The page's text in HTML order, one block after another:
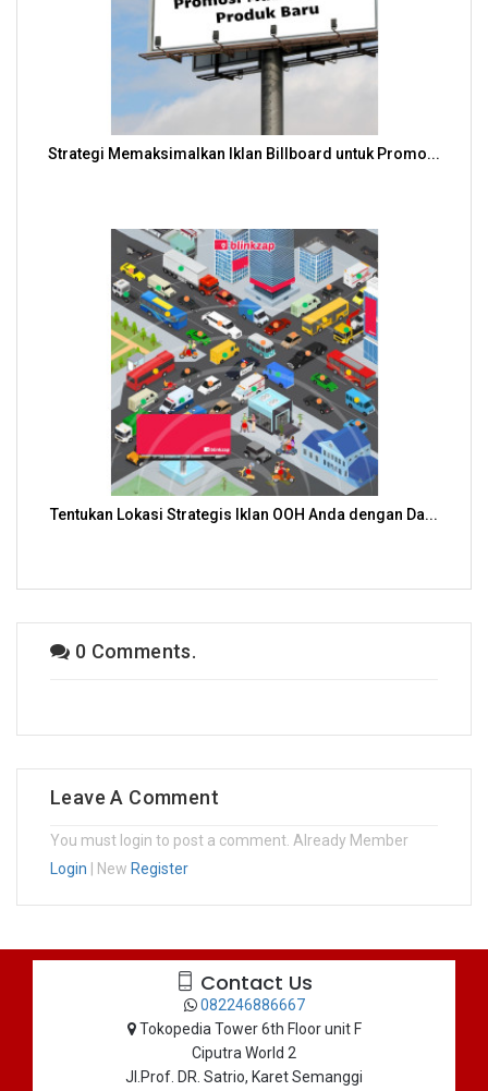
Strategi Memaksimalkan Iklan Billboard untuk Promo...
Tentukan Lokasi Strategis Iklan OOH Anda dengan Da...
0 Comments.
Leave A Comment
You must login to post a comment. Already Member
Login | New Register
Contact Us
082246886667
Tokopedia Tower 6th Floor unit F
Ciputra World 2
Jl.Prof. DR. Satrio, Karet Semanggi